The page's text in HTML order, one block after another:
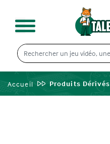
Accueil Produits Dérivés